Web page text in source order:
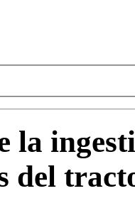
la
del